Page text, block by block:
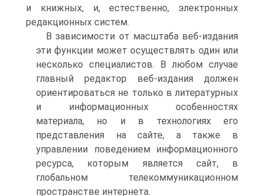
и книжных, и, естественно, электронных
редакционных систем.
В зависимости от масштаба веб-издания
эти функции может осуществлять один или
несколько специалистов. В любом случае
главный редактор веб-издания должен
ориентироваться не только в литературных
и информационных особенностях
материала, но и в технологиях его
представления на сайте, а также в
управлении поведением информационного
ресурса, которым является сайт, в
глобальном телекоммуникационном
пространстве интернета.